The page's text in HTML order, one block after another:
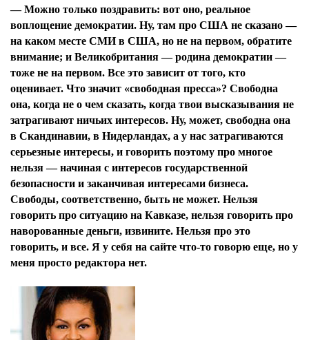
—Можно только поздравить: вот оно, реальное
воплощение демократии. Ну, там про США не сказано —
на каком месте СМИ в США, но не на первом, обратите
внимание; и Великобритания — родина демократии —
тоже не на первом. Все это зависит от того, кто
оценивает. Что значит «свободная пресса»? Свободна
она, когда не о чем сказать, когда твои высказывания не
затрагивают ничьих интересов. Ну, может, свободна она
в Скандинавии, в Нидерландах, а у нас затрагиваются
серьезные интересы, и говорить поэтому про многое
нельзя — начиная с интересов государственной
безопасности и заканчивая интересами бизнеса.
Свободы, соответственно, быть не может. Нельзя
говорить про ситуацию на Кавказе, нельзя говорить про
наворованные деньги, извините. Нельзя про это
говорить, и все. Я у себя на сайте что-то говорю еще, но у
меня просто редактора нет.